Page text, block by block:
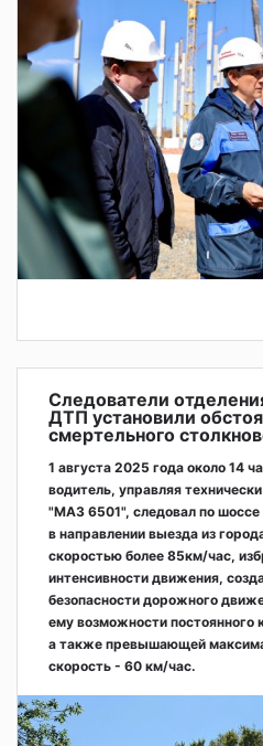
Следователи
ДТП установили
смертельного
1 августа 2025 года около 14
водитель, управляя
"МАЗ 6501", следовал по шоссе
в направлении выезда из
скоростью более 85км/час,
интенсивности движения,
безопасности дорожного
ему возможности постоянного
а также превышающей
скорость - 60 км/час.